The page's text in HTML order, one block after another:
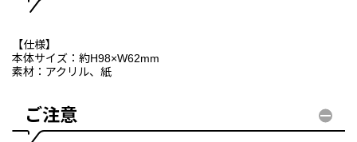
【仕様】
本体サイズ：約H98×W62mm
素材：アクリル、紙
ご注意